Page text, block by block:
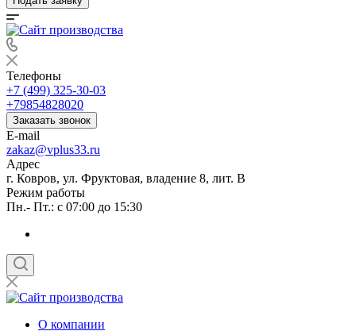
Телефоны
+7 (499) 325-30-03
+79854828020
Заказать звонок
E-mail
zakaz@vplus33.ru
Адрес
г. Ковров, ул. Фруктовая, владение 8, лит. В
Режим работы
Пн.- Пт.: с 07:00 до 15:30
О компании